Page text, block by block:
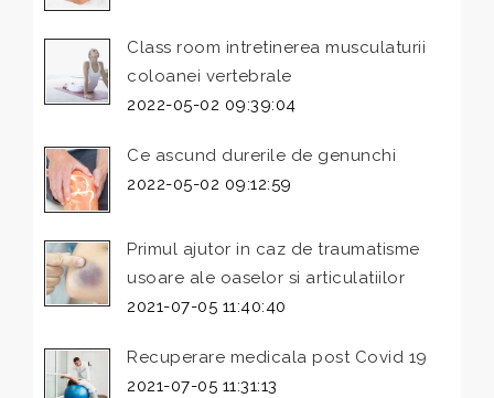
Class room intretinerea musculaturii
coloanei vertebrale
2022-05-02 09:39:04
Ce ascund durerile de genunchi
2022-05-02 09:12:59
Primul ajutor in caz de traumatisme
usoare ale oaselor si articulatiilor
2021-07-05 11:40:40
Recuperare medicala post Covid 19
2021-07-05 11:31:13